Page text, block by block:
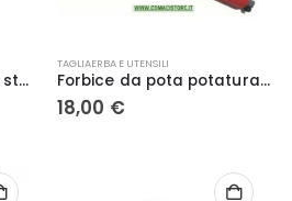
Forbice cogliuva lame stette cm. 19 – Ausonia
TAGLIAERBA E UTENSILI
Forbice da pota potatura doppio taglio per frutteto e melo 205 mm in acciaio
18,00 €